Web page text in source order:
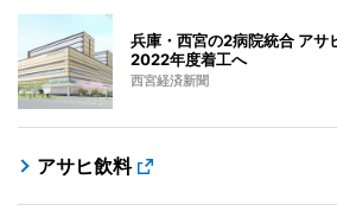
兵庫・西宮の2病院統合 アサ
2022年度着工へ
西宮経済新聞
アサヒ飲料